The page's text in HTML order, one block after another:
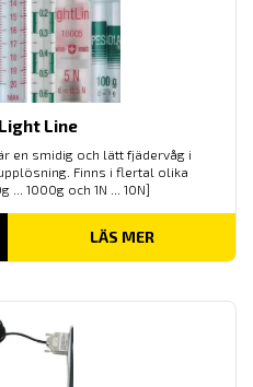
Line
en smidig och lätt fjädervåg i
Finns i flertal olika
... 1000g och 1N ... 10N]
LÄS MER